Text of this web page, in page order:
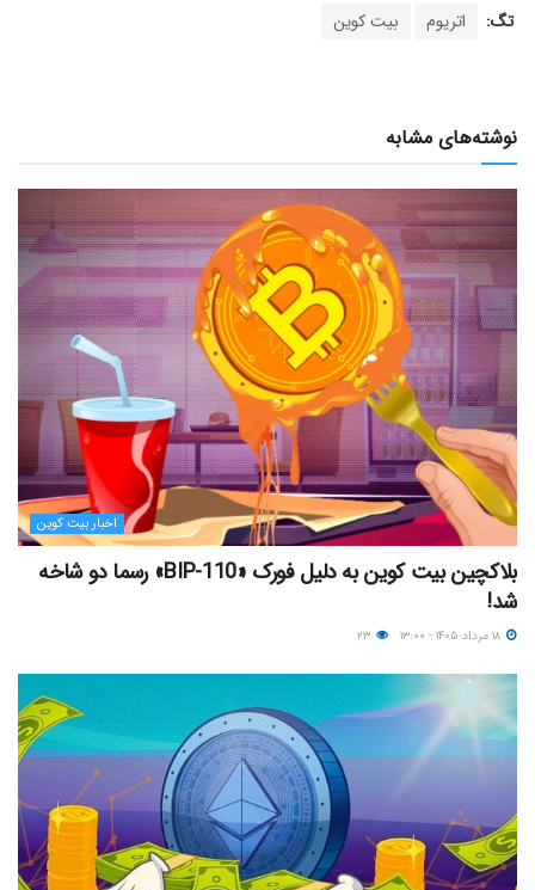
تگ: اتریوم بیت کوین
نوشته‌های مشابه
اخبار بیت کوین
بلاکچین بیت کوین به دلیل فورک «BIP-110» رسما دو شاخه
شد!